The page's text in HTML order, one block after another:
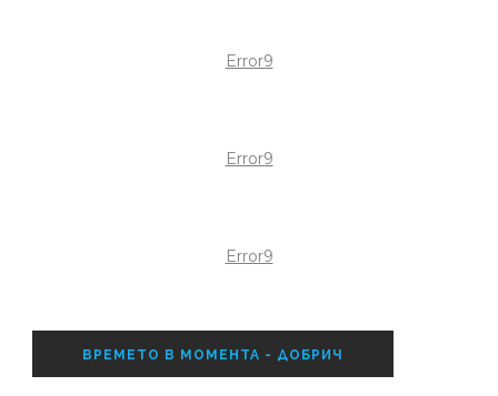
Error9
Error9
Error9
ВРЕМЕТО В МОМЕНТА - ДОБРИЧ